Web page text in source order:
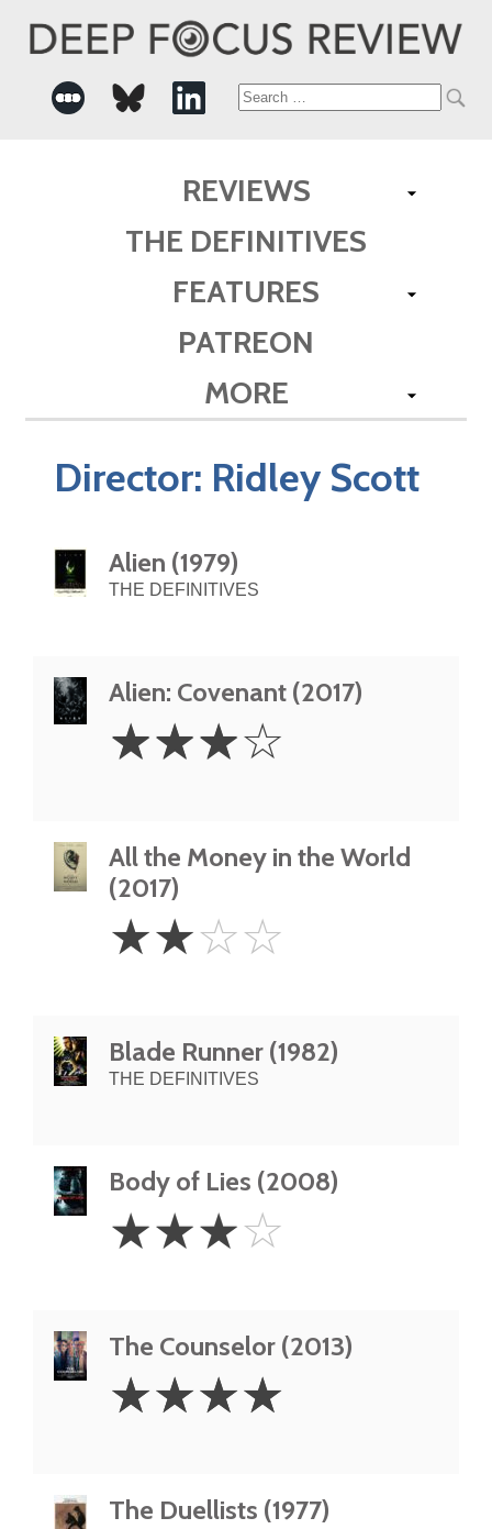
Search
REVIEWS
THE DEFINITIVES
FEATURES
PATREON
MORE
Director: Ridley Scott
Alien (1979)
THE DEFINITIVES
Alien: Covenant (2017)
Stars
☆☆☆☆
All the Money in the World
(2017)
Stars
☆☆☆☆
Blade Runner (1982)
THE DEFINITIVES
Body of Lies (2008)
Stars
☆☆☆☆
The Counselor (2013)
Stars
☆☆☆☆
The Duellists (1977)